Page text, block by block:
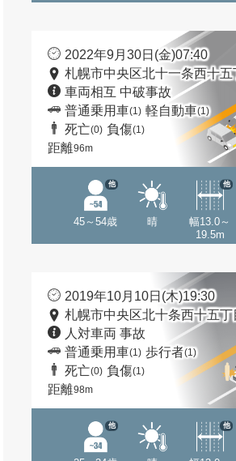
2022年9月30日(金)07:40
札幌市中央区北十一条西十五
車両相互 中破事故
普通乗用車(1) 軽自動車(1)
死亡(0) 負傷(1)
距離96m
45～54歳
他
晴
幅13.0～
19.5m
他
2019年10月10日(木)19:30
札幌市中央区北十条西十五丁
人対車両 事故
普通乗用車(1) 歩行者(1)
死亡(0) 負傷(1)
距離98m
他 他